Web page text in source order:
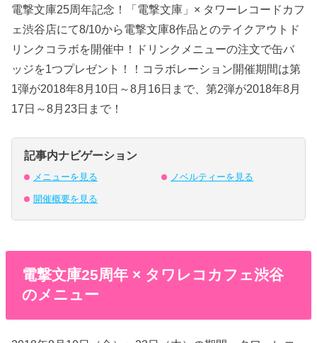
電撃文庫25周年記念！「電撃文庫」× タワーレコードカフ
ェ渋谷店にて8/10から電撃文庫8作品とのテイクアウトド
リンクコラボを開催中！ドリンクメニューの注文で缶バ
ッジを1つプレゼント！！コラボレーション開催期間は第
1弾が2018年8月10日～8月16日まで、第2弾が2018年8月
17日～8月23日まで！
記事内ナビゲーション
メニューを見る ノベルティーを見る
開催概要を見る
電撃文庫25周年 × タワレコカフェ渋谷
のメニュー